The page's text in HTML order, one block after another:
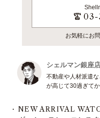
03-
お気軽にお
シェルマン銀座
不動産や人材派遣
が高じて30過ぎて
NEW ARRIVAL